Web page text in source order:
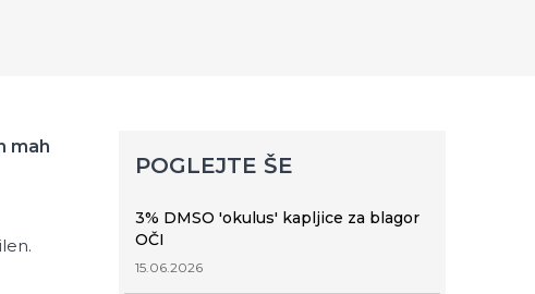
mah
POGLEJTE ŠE
3% DMSO 'okulus' kapljice za blagor
OČI
15.06.2026